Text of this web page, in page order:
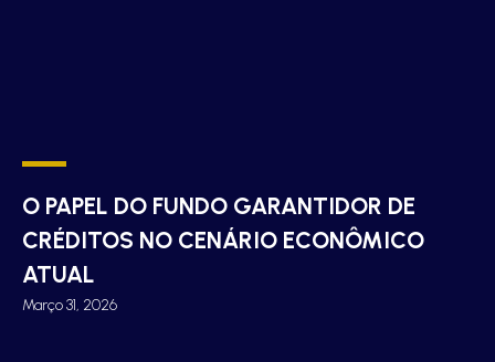
O PAPEL DO FUNDO GARANTIDOR DE
CRÉDITOS NO CENÁRIO ECONÔMICO
ATUAL
Março 31, 2026